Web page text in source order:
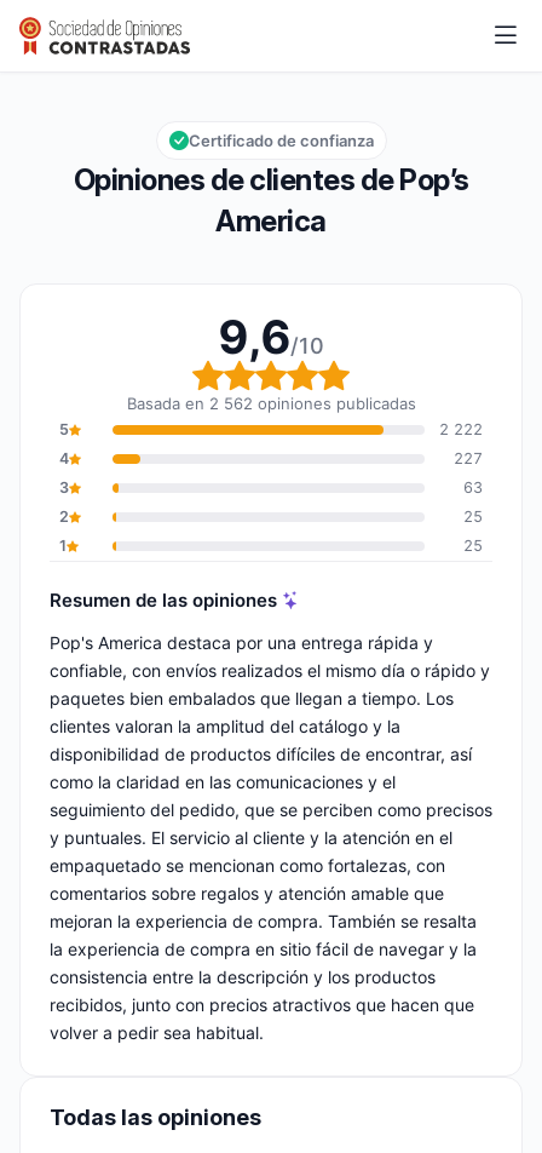
Pop’s America
Calificación global: 9,6 de 10
9,6/10
Opiniones de clientes de Pop’s
America
Certificado de confianza
9,6/10
Calificación global: 9,6
Basada en 2 562 opiniones publicadas
5
2 222
4
227
3
63
2
25
1
25
Resumen de las opiniones
Pop's America destaca por una entrega rápida y
confiable, con envíos realizados el mismo día o rápido y
paquetes bien embalados que llegan a tiempo. Los
clientes valoran la amplitud del catálogo y la
disponibilidad de productos difíciles de encontrar, así
como la claridad en las comunicaciones y el
seguimiento del pedido, que se perciben como precisos
y puntuales. El servicio al cliente y la atención en el
empaquetado se mencionan como fortalezas, con
comentarios sobre regalos y atención amable que
mejoran la experiencia de compra. También se resalta
la experiencia de compra en sitio fácil de navegar y la
consistencia entre la descripción y los productos
recibidos, junto con precios atractivos que hacen que
volver a pedir sea habitual.
Todas las opiniones